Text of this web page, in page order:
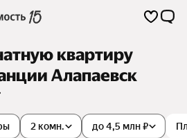
квартиру
Алапаевск
2 комн. до 4,5 млн ₽